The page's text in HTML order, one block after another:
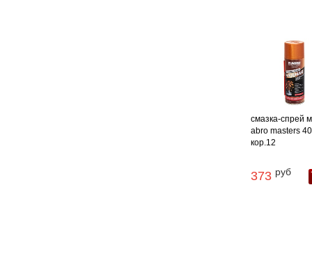
смазка-спрей
abro masters
кор.12
373 руб